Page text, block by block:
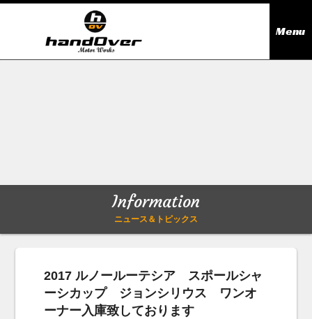
Menu
Company outline
会社概要
アクセス
Information
ニュース＆トピックス
2017 ルノールーテシア スポールシャ
ーシカップ ジョンシリウス ワンオ
ーナー入庫致しております